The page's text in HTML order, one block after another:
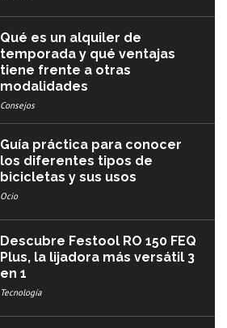
Qué es un alquiler de
temporada y qué ventajas
tiene frente a otras
modalidades
Consejos
Guía práctica para conocer
los diferentes tipos de
bicicletas y sus usos
Ocio
Descubre Festool RO 150 FEQ
Plus, la lijadora más versátil 3
en 1
Tecnología